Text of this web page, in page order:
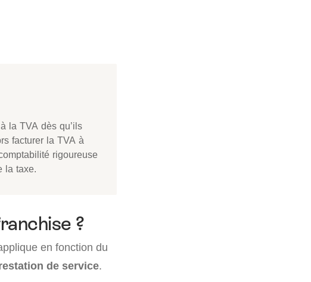
la TVA dès qu’ils
facturer la TVA à
rigoureuse
la taxe.
?
en fonction du
de service.